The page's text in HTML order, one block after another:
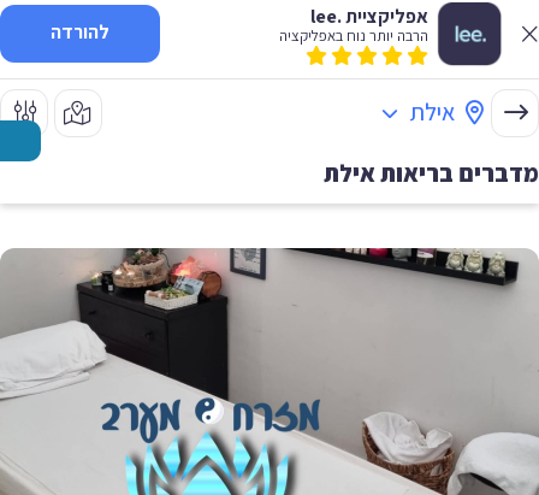
אפליקציית .lee
הרבה יותר נוח באפליקציה להורדה
אילת
מדברים בריאותאילת